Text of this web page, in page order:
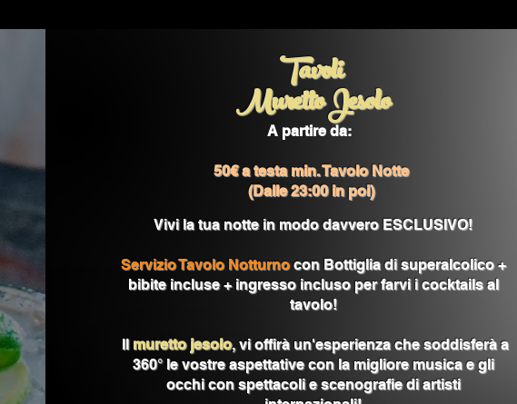
Tavoli
Muretto Jesolo
A partire da:
50€ a testa min. Tavolo Notte
(Dalle 23:00 in poi)
Vivi la tua notte in modo davvero ESCLUSIVO!
Servizio Tavolo Notturnocon Bottiglia di superalcolico +
bibite incluse + ingresso incluso per farvi i cocktails al
tavolo!
Il muretto jesolo, vi offirà un'esperienza che soddisferà a
360° le vostre aspettative con la migliore musica e gli
occhi con spettacoli e scenografie di artisti